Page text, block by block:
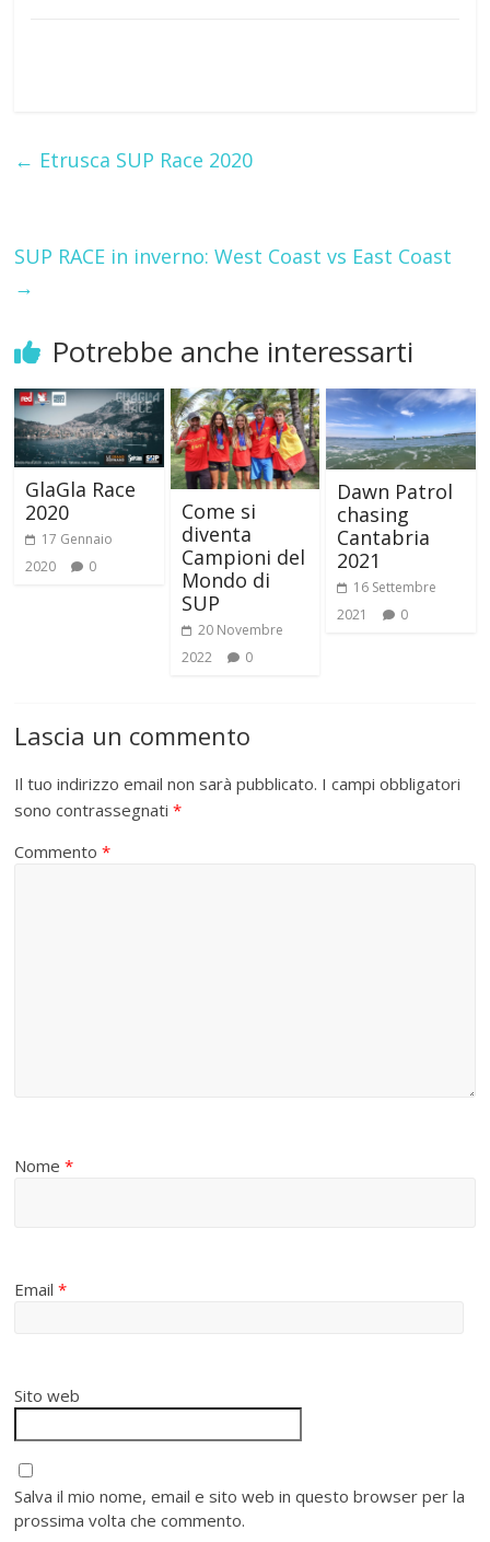
← Etrusca SUP Race 2020
SUP RACE in inverno: West Coast vs East Coast
→
Potrebbe anche interessarti
GlaGla Race
2020
17 Gennaio
2020
0
Come si
diventa
Campioni del
Mondo di
SUP
20 Novembre
2022
0
Dawn Patrol
chasing
Cantabria
2021
16 Settembre
2021
0
Lascia un commento
Il tuo indirizzo email non sarà pubblicato. I campi obbligatori
sono contrassegnati*
Commento*
Nome*
Email*
Sito web
Salva il mio nome, email e sito web in questo browser per la
prossima volta che commento.